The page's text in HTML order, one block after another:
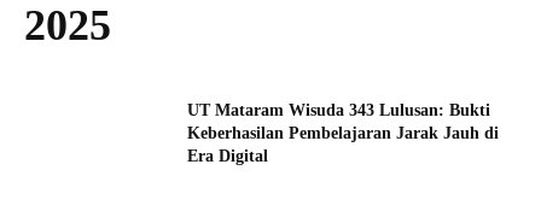
2025
UT Mataram Wisuda 343 Lulusan: Bukti
Keberhasilan Pembelajaran Jarak Jauh di
Era Digital